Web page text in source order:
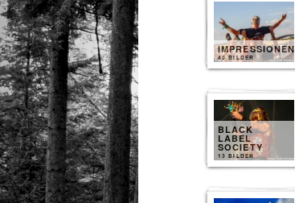
IMPRESSIONEN
40 BILDER
BLACK
LABEL
SOCIETY
13 BILDER